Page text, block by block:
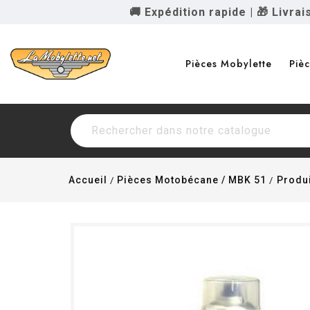
🚚 Expédition rapide | 🎁
Pièces Mobylette
Accueil Pièces Motobécane / MBK 51